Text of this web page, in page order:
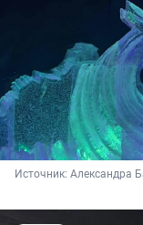
Источник: Александра